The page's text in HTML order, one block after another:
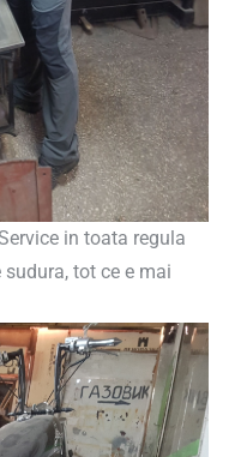
in toata regula
tot ce e mai